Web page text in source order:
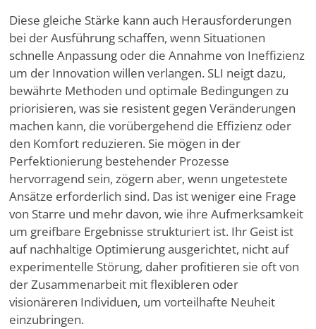
Diese gleiche Stärke kann auch Herausforderungen
bei der Ausführung schaffen, wenn Situationen
schnelle Anpassung oder die Annahme von Ineffizienz
um der Innovation willen verlangen. SLI neigt dazu,
bewährte Methoden und optimale Bedingungen zu
priorisieren, was sie resistent gegen Veränderungen
machen kann, die vorübergehend die Effizienz oder
den Komfort reduzieren. Sie mögen in der
Perfektionierung bestehender Prozesse
hervorragend sein, zögern aber, wenn ungetestete
Ansätze erforderlich sind. Das ist weniger eine Frage
von Starre und mehr davon, wie ihre Aufmerksamkeit
um greifbare Ergebnisse strukturiert ist. Ihr Geist ist
auf nachhaltige Optimierung ausgerichtet, nicht auf
experimentelle Störung, daher profitieren sie oft von
der Zusammenarbeit mit flexibleren oder
visionäreren Individuen, um vorteilhafte Neuheit
einzubringen.